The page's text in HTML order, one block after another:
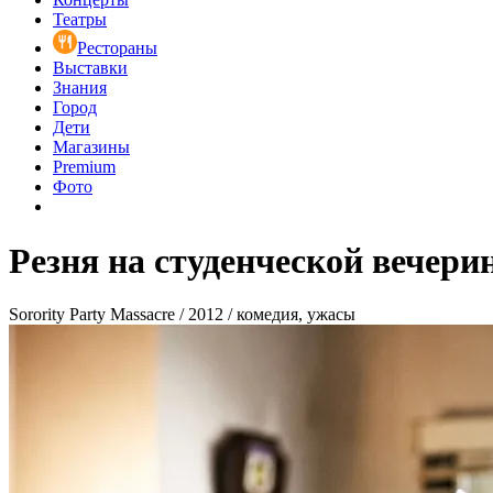
Театры
Рестораны
Выставки
Знания
Город
Дети
Магазины
Premium
Фото
Резня на студенческой
Sorority Party Massacre / 2012 / комедия, ужасы